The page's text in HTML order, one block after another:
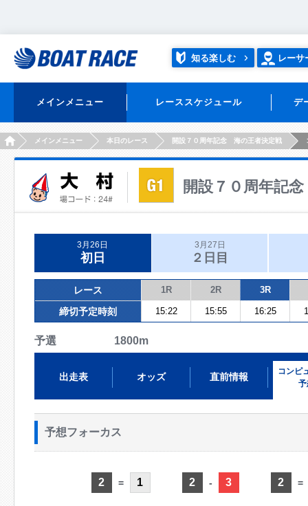
知る楽しむ レーサ
メインメニュー レーススケジュール デ
HOMEメインメニュー 本日のレース 開設７０周年記念 海の王者決定戦
開設７０周年記
3月26日
初日
3月27日
２日目
レース 1R 2R 3R
締切予定時刻 15:22 15:55 16:25
予選 1800m
出走表 オッズ 直前情報
コンピ
予
予想フォーカス
2 = 1 2 - 3 2 =